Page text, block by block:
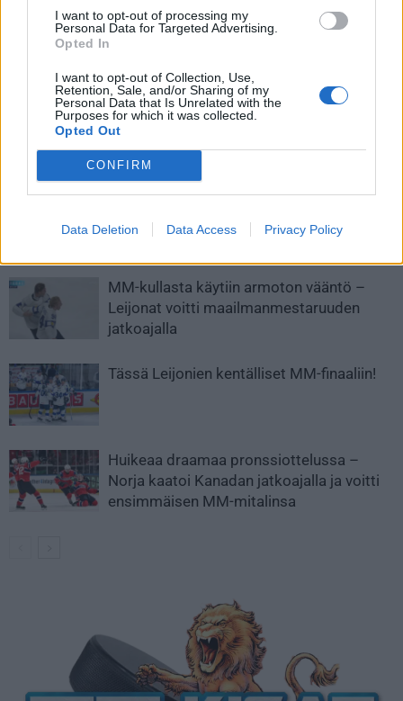
I want to opt-out of processing my
Personal Data for Targeted Advertising.
Opted In
I want to opt-out of Collection, Use,
Retention, Sale, and/or Sharing of my
Personal Data that Is Unrelated with the
Purposes for which it was collected.
Opted Out
CONFIRM
Data Deletion Data Access Privacy Policy
Edellinen artikkeli
MM 2024: Kanada – Suomi |
Näin katsot huippumatsin
Seuraava artikkeli
Nähtiinkö NHL:ssä juuri karmea
LISÄÄ TEKIJÄLTÄ
MM-kullasta käytiin armoton vääntö –
Leijonat voitti maailmanmestaruuden
jatkoajalla
Tässä Leijonien kentälliset MM-finaaliin!
Huikeaa draamaa pronssiottelussa –
Norja kaatoi Kanadan jatkoajalla ja voitti
ensimmäisen MM-mitalinsa